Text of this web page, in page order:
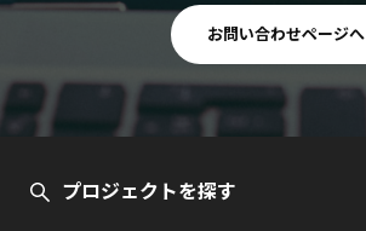
お問い合わせページへ
プロジェクトを探す